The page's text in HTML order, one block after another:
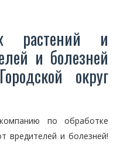
растений и
и болезней
округ
по обработке
вредителей и болезней!